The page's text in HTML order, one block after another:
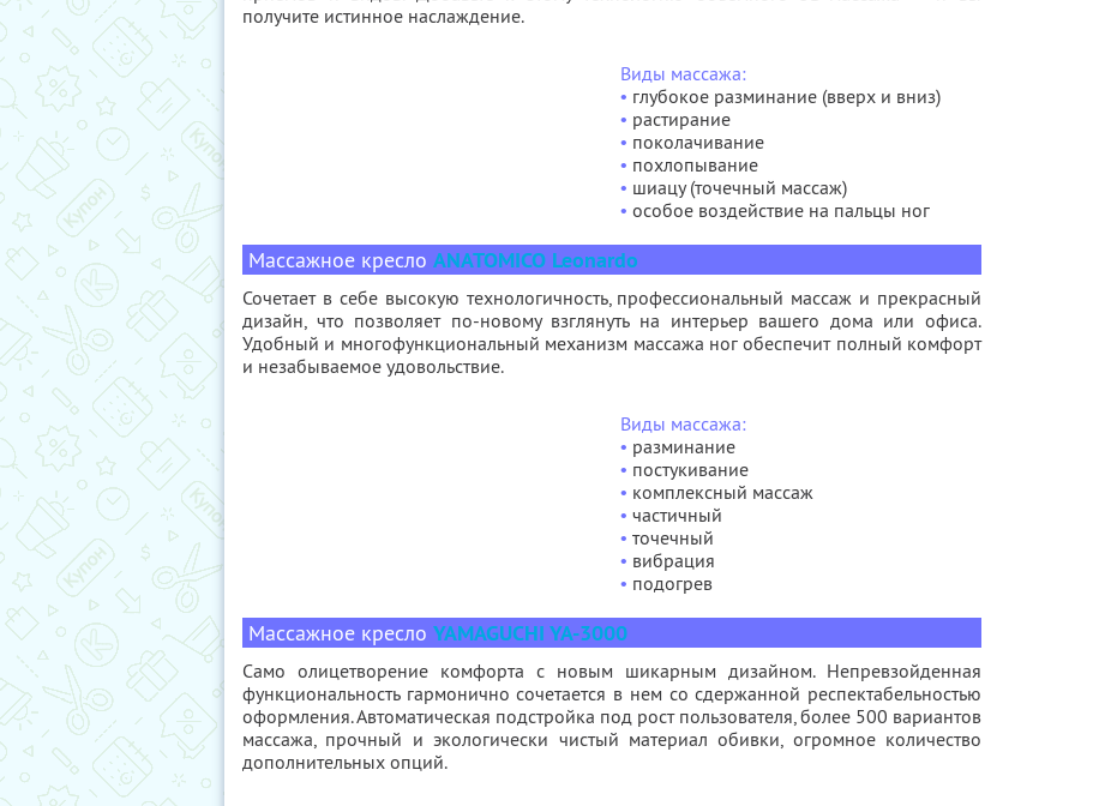
получите истинное наслаждение.
Виды массажа:
• глубокое разминание (вверх и вниз)
• растирание
• поколачивание
• похлопывание
• шиацу (точечный массаж)
• особое воздействие на пальцы ног
Массажное кресло ANATOMICO Leonardo
Сочетает в себе высокую технологичность, профессиональный массаж и прекрасный
дизайн, что позволяет по-новому взглянуть на интерьер вашего дома или офиса.
Удобный и многофункциональный механизм массажа ног обеспечит полный комфорт
и незабываемое удовольствие.
Виды массажа:
• разминание
• постукивание
• комплексный массаж
• частичный
• точечный
• вибрация
• подогрев
Массажное кресло YAMAGUCHI YA-3000
Само олицетворение комфорта с новым шикарным дизайном. Непревзойденная
функциональность гармонично сочетается в нем со сдержанной респектабельностью
оформления. Автоматическая подстройка под рост пользователя, более 500 вариантов
массажа, прочный и экологически чистый материал обивки, огромное количество
дополнительных опций.